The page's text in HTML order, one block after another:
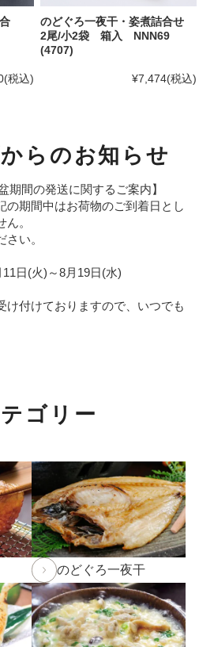
合
(税込)
のどぐろ一夜干・姿煮詰合せ
2尾/小2袋 箱入 NNN69
(4707)
¥7,474(税込)
らのお知らせ
間の発送に関するご案内】
の期間中はお荷物のご到着日とし
。
い。
日(火)～8月19日(水)
け付けておりますので、いつでも
～6日（水）の期間をお休みと
でご了承ください。
5月9日(土)以降となります。予め
謝祭「春のうまいもん」開催中！
味本店にて「ふくの日フェア」
まで。詳しくはこちら
ゴリー
のどぐろ一夜干